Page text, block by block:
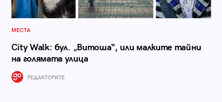
МЕСТА
City Walk: бул. „Витоша“, или малките тайни
на голямата улица
РЕДАКТОРИТЕ